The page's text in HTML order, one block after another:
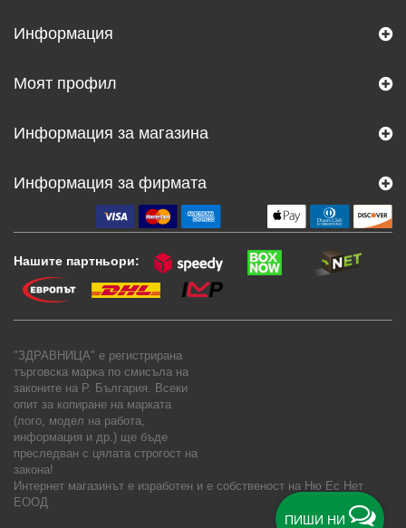
ПИШИ НИ
Информация
Моят профил
Информация за магазина
Информация за фирмата
Нашите партньори:
"ЗДРАВНИЦА" е регистрирана
търговска марка по смисъла на
законите на Р. България. Всеки
опит за копиране на марката
(лого, модел на работа,
информация и др.) ще бъде
преследван с цялата строгост на
закона!
Интернет магазинът е изработен и е собственост на Ню Ес Нет
ЕООД